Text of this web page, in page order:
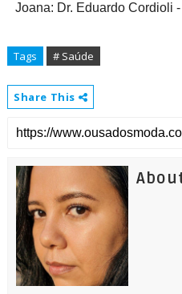
Joana: Dr. Eduardo Cordioli
Tags # Saúde
Share This